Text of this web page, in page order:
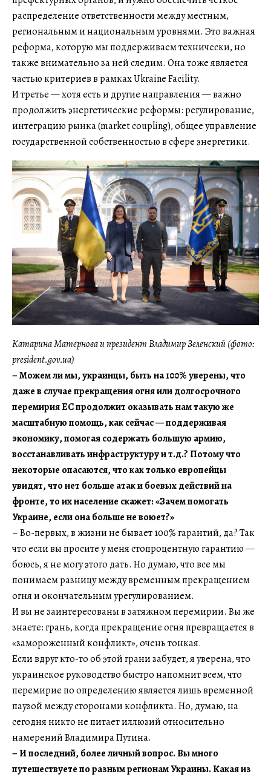
распределение ответственности между местным,
региональным и национальным уровнями. Это важная
реформа, которую мы поддерживаем технически, но
также внимательно за ней следим. Она тоже является
частью критериев в рамках Ukraine Facility.
И третье — хотя есть и другие направления — важно
продолжить энергетические реформы: регулирование,
интеграцию рынка (market coupling), общее управление
государственной собственностью в сфере энергетики.
Катарина Матернова и президент Владимир Зеленский (фото:
president.gov.ua)
– Можем ли мы, украинцы, быть на 100% уверены, что
даже в случае прекращения огня или долгосрочного
перемирия ЕС продолжит оказывать нам такую же
масштабную помощь, как сейчас — поддерживая
экономику, помогая содержать большую армию,
восстанавливать инфраструктуру и т.д.? Потому что
некоторые опасаются, что как только европейцы
увидят, что нет больше атак и боевых действий на
фронте, то их население скажет: «Зачем помогать
Украине, если она больше не воюет?»
– Во-первых, в жизни не бывает 100% гарантий, да? Так
что если вы просите у меня стопроцентную гарантию —
боюсь, я не могу этого дать. Но думаю, что все мы
понимаем разницу между временным прекращением
огня и окончательным урегулированием.
И вы не заинтересованы в затяжном перемирии. Вы же
знаете: грань, когда прекращение огня превращается в
«замороженный конфликт», очень тонкая.
Если вдруг кто-то об этой грани забудет, я уверена, что
украинское руководство быстро напомнит всем, что
перемирие по определению является лишь временной
паузой между сторонами конфликта. Но, думаю, на
сегодня никто не питает иллюзий относительно
намерений Владимира Путина.
– И последний, более личный вопрос. Вы много
путешествуете по разным регионам Украины. Какая из